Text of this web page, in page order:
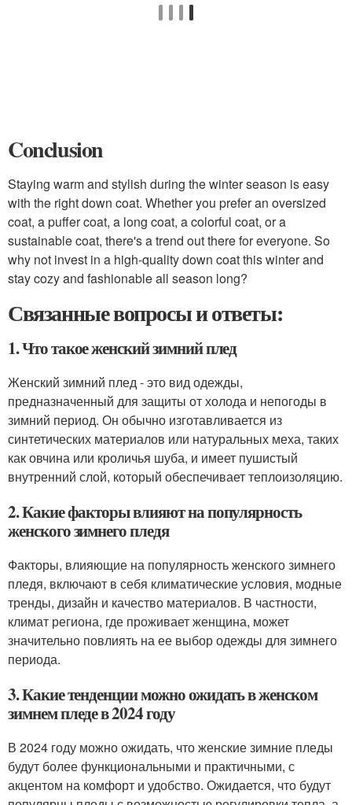
Conclusion
Staying warm and stylish during the winter season is easy
with the right down coat. Whether you prefer an oversized
coat, a puffer coat, a long coat, a colorful coat, or a
sustainable coat, there's a trend out there for everyone. So
why not invest in a high-quality down coat this winter and
stay cozy and fashionable all season long?
Связанные вопросы и ответы:
1. Что такое женский зимний плед
Женский зимний плед - это вид одежды,
предназначенный для защиты от холода и непогоды в
зимний период. Он обычно изготавливается из
синтетических материалов или натуральных меха, таких
как овчина или кроличья шуба, и имеет пушистый
внутренний слой, который обеспечивает теплоизоляцию.
2. Какие факторы влияют на популярность
женского зимнего пледя
Факторы, влияющие на популярность женского зимнего
пледя, включают в себя климатические условия, модные
тренды, дизайн и качество материалов. В частности,
климат региона, где проживает женщина, может
значительно повлиять на ее выбор одежды для зимнего
периода.
3. Какие тенденции можно ожидать в женском
зимнем пледе в 2024 году
В 2024 году можно ожидать, что женские зимние пледы
будут более функциональными и практичными, с
акцентом на комфорт и удобство. Ожидается, что будут